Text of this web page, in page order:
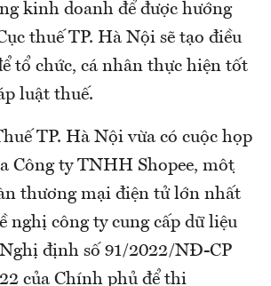
kinh doanh để được hướng
thuế TP. Hà Nội sẽ tạo điều
tổ chức, cá nhân thực hiện tốt
luật thuế.
TP. Hà Nội vừa có cuộc họp
Công ty TNHH Shopee, một
thương mại điện tử lớn nhất
nghị công ty cung cấp dữ liệu
định số 91/2022/NĐ-CP
của Chính phủ để thi